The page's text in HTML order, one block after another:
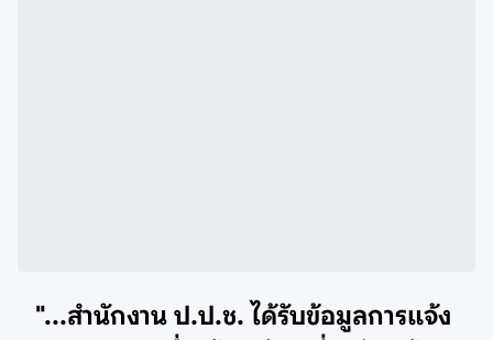
"...สํานักงาน ป.ป.ช. ได้รับข้อมูลการแจ้ง